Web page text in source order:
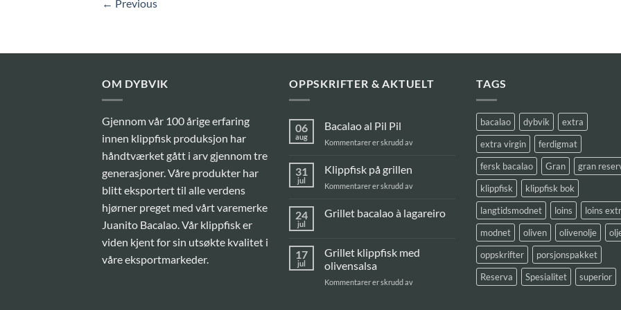
← Previous
OM DYBVIK
Gjennom vår 100 årige erfaring
innen klippfisk produksjon har
håndtværket gått i arv gjennom tre
generasjoner. Våre produkter har
blitt eksportert til alle verdens
hjørner preget med vårt varemerke
Juanito Bacalao. Vår klippfisk er
viden kjent for sin utsøkte kvalitet i
våre eksportmarkeder.
OPPSKRIFTER & AKTUELT
06
aug
Bacalao al Pil Pil
Kommentarer er skrudd avfor
31
jul
Klippfisk på grillen
Kommentarer er skrudd avfor
grillen
24
jul
Grillet bacalao à lagareiro
Grillet
bacalao
à
lagareiro
17
jul
Grillet klippfisk med
olivensalsa
Kommentarer er skrudd avfor
TAGS
bacalao dybvik
extra
extra virgin
ferdigmat
fersk bacalao
Gran
gran
klippfisk
klippfisk bok
langtidsmodnet
loins
loins
modnet
oliven olivenolje
oppskrifter
porsjonspakket
Reserva
Spesialitet superior